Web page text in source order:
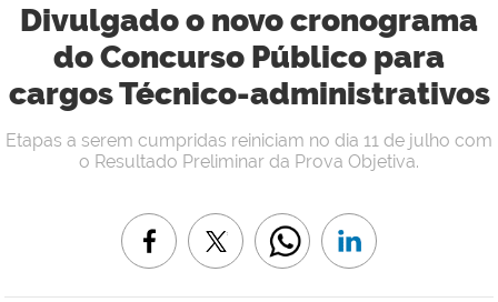
Divulgado o novo cronograma
do Concurso Público para
cargos Técnico-administrativos
Etapas a serem cumpridas reiniciam no dia 11 de julho com
o Resultado Preliminar da Prova Objetiva.